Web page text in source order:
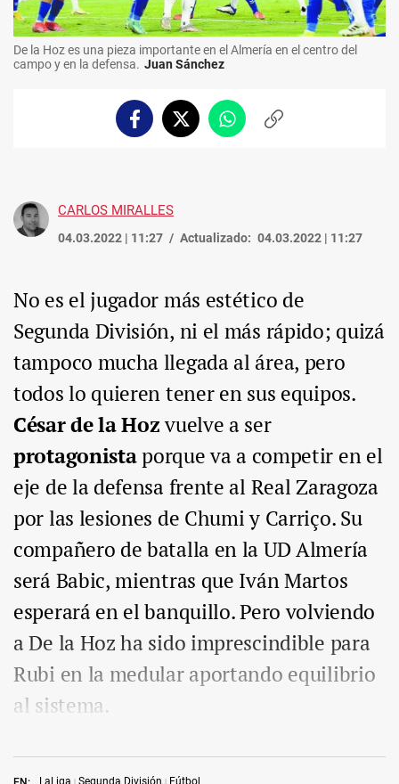
De la Hoz es una pieza importante en el Almería en el centro del
campo y en la defensa. Juan Sánchez
FacebookTwitterWhatsappCopiar
CARLOS MIRALLES
04.03.2022 | 11:27 Actualizado: 04.03.2022 | 11:27
LaLiga Segunda División Fútbol
No es el jugador más estético de
Segunda División, ni el más rápido; quizá
tampoco mucha llegada al área, pero
todos lo quieren tener en sus equipos.
César de la Hozvuelve a ser
protagonistaporque va a competir en el
eje de la defensa frente al Real Zaragoza
por las lesiones de Chumi y Carriço. Su
compañero de batalla en la UD Almería
será Babic, mientras que Iván Martos
esperará en el banquillo. Pero volviendo
a De la Hoz ha sido imprescindible para
Rubi en la medular aportando equilibrio
al sistema.